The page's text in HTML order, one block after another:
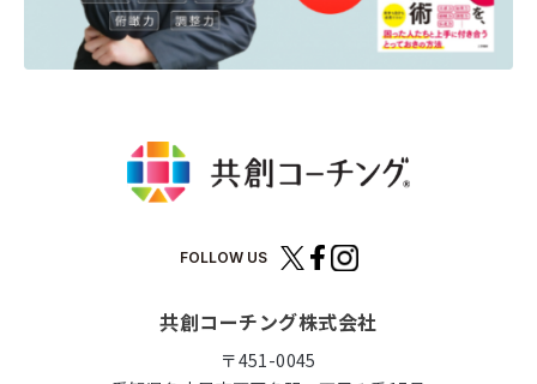
FOLLOW US
共創コーチング株式会社
〒451-0045